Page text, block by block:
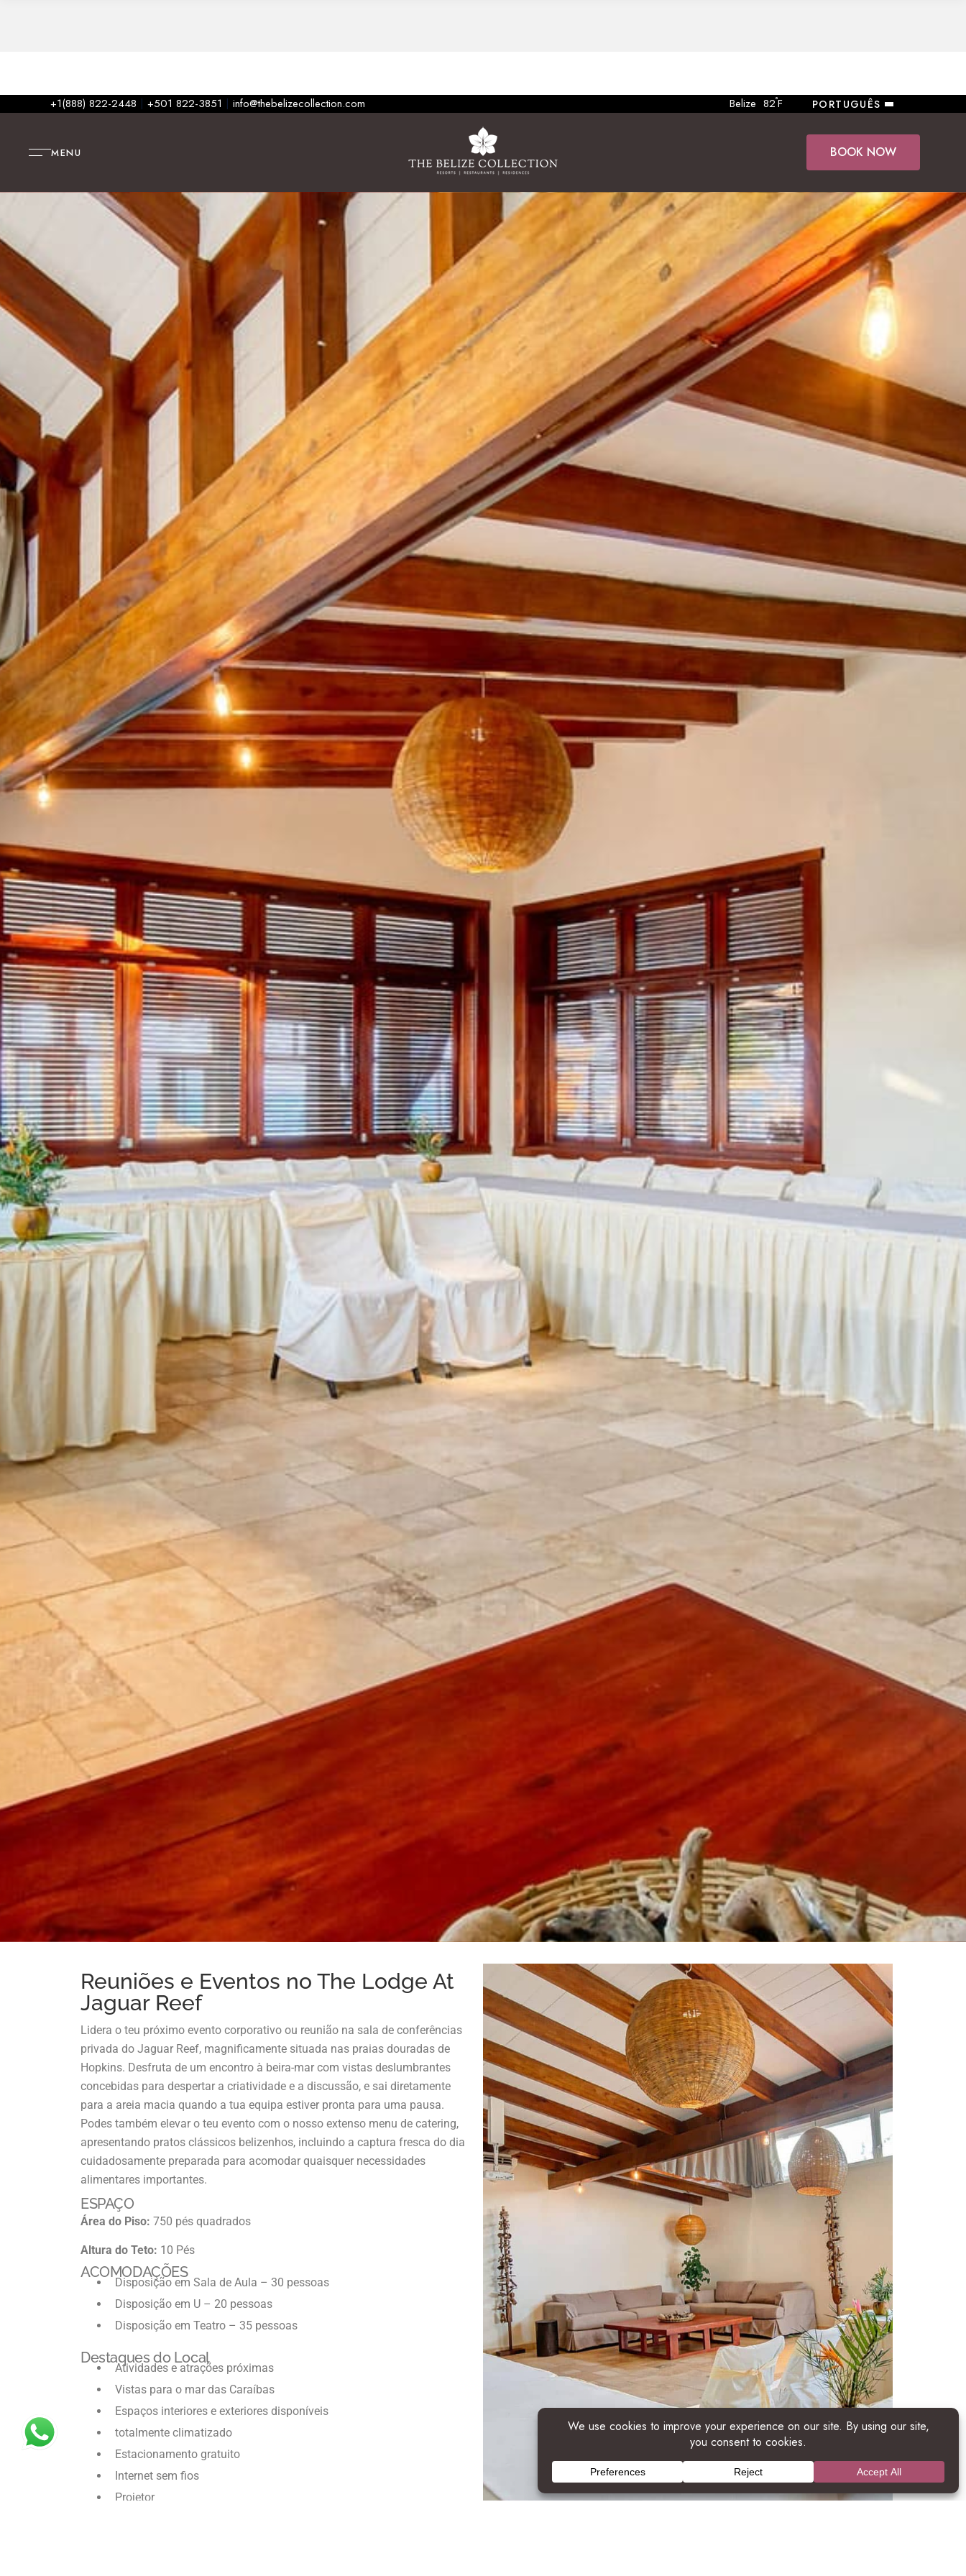
+1(888) 822-2448 | +501 822-3851 | info@thebelizecollection.com Belize 82°F PORTUGUÊS
MENU BOOK NOW
Reuniões e Eventos no The Lodge At
Jaguar Reef
Lidera o teu próximo evento corporativo ou reunião na sala de conferências
privada do Jaguar Reef, magnificamente situada nas praias douradas de
Hopkins. Desfruta de um encontro à beira-mar com vistas deslumbrantes
concebidas para despertar a criatividade e a discussão, e sai diretamente
para a areia macia quando a tua equipa estiver pronta para uma pausa.
Podes também elevar o teu evento com o nosso extenso menu de catering,
apresentando pratos clássicos belizenhos, incluindo a captura fresca do dia
cuidadosamente preparada para acomodar quaisquer necessidades
alimentares importantes.
ESPAÇO
Área do Piso: 750 pés quadrados
Altura do Teto: 10 Pés
ACOMODAÇÕES
Disposição em Sala de Aula – 30 pessoas
Disposição em U – 20 pessoas
Disposição em Teatro – 35 pessoas
Destaques do Local
Atividades e atrações próximas
Vistas para o mar das Caraíbas
Espaços interiores e exteriores disponíveis
totalmente climatizado
Estacionamento gratuito
Internet sem fios
Projetor